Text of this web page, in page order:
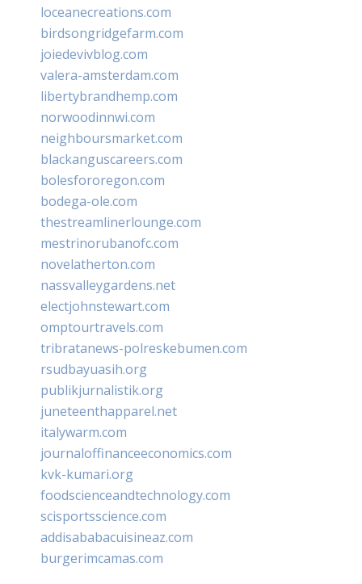
loceanecreations.com
birdsongridgefarm.com
joiedevivblog.com
valera-amsterdam.com
libertybrandhemp.com
norwoodinnwi.com
neighboursmarket.com
blackanguscareers.com
bolesfororegon.com
bodega-ole.com
thestreamlinerlounge.com
mestrinorubanofc.com
novelatherton.com
nassvalleygardens.net
electjohnstewart.com
omptourtravels.com
tribratanews-polreskebumen.com
rsudbayuasih.org
publikjurnalistik.org
juneteenthapparel.net
italywarm.com
journaloffinanceeconomics.com
kvk-kumari.org
foodscienceandtechnology.com
scisportsscience.com
addisababacuisineaz.com
burgerimcamas.com